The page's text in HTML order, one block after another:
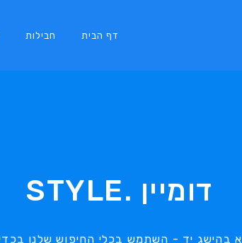
דף הבית חבילות
דומיין .STYLE